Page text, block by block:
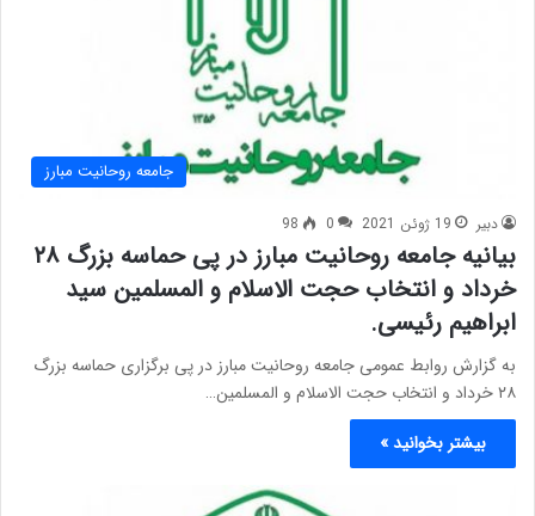
جامعه روحانیت مبارز
دبیر 19 ژوئن 2021 0
98
بیانیه جامعه روحانیت مبارز در پی حماسه بزرگ ۲۸
خرداد و انتخاب حجت الاسلام و المسلمین سید
ابراهیم‌ رئیسی.
به گزارش روابط عمومی جامعه روحانیت مبارز در پی برگزاری حماسه بزرگ
۲۸ خرداد و انتخاب حجت الاسلام و المسلمین…
بیشتر بخوانید »